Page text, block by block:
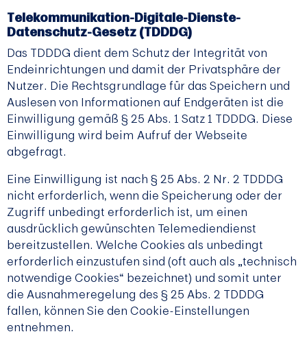
Telekommunikation-Digitale-Dienste-
Datenschutz-Gesetz (TDDDG)
Das TDDDG dient dem Schutz der Integrität von
Endeinrichtungen und damit der Privatsphäre der
Nutzer. Die Rechtsgrundlage für das Speichern und
Auslesen von Informationen auf Endgeräten ist die
Einwilligung gemäß § 25 Abs. 1 Satz 1 TDDDG. Diese
Einwilligung wird beim Aufruf der Webseite
abgefragt.
Eine Einwilligung ist nach § 25 Abs. 2 Nr. 2 TDDDG
nicht erforderlich, wenn die Speicherung oder der
Zugriff unbedingt erforderlich ist, um einen
ausdrücklich gewünschten Telemediendienst
bereitzustellen. Welche Cookies als unbedingt
erforderlich einzustufen sind (oft auch als „technisch
notwendige Cookies“ bezeichnet) und somit unter
die Ausnahmeregelung des § 25 Abs. 2 TDDDG
fallen, können Sie den Cookie-Einstellungen
entnehmen.